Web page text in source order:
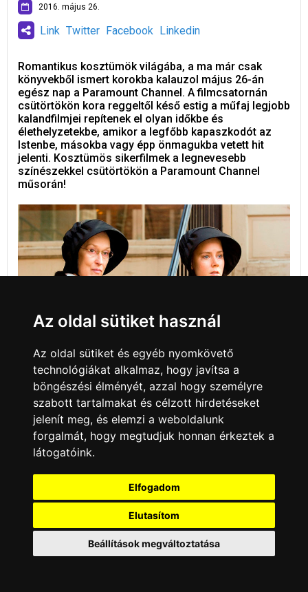
2016. május 26.
Link Twitter Facebook Linkedin
Romantikus kosztümök világába, a ma már csak
könyvekből ismert korokba kalauzol május 26-án
egész nap a Paramount Channel. A filmcsatornán
csütörtökön kora reggeltől késő estig a műfaj legjobb
kalandfilmjei repítenek el olyan időkbe és
élethelyzetekbe, amikor a legfőbb kapaszkodót az
Istenbe, másokba vagy épp önmagukba vetett hit
jelenti. Kosztümös sikerfilmek a legnevesebb
színészekkel csütörtökön a Paramount Channel
műsorán!
Tovább...
Paramount Channel | Paramount Channel HD
Izgalmas nyomozásra hív
vasárnap este a
Paramount Channel
2016. május 22.
Az oldal sütiket használ
Az oldal sütiket és egyéb nyomkövető
technológiákat alkalmaz, hogy javítsa a
böngészési élményét, azzal hogy személyre
szabott tartalmakat és célzott hirdetéseket
jelenít meg, és elemzi a weboldalunk
forgalmát, hogy megtudjuk honnan érkeztek a
látogatóink.
Elfogadom
Elutasítom
Beállítások megváltoztatása